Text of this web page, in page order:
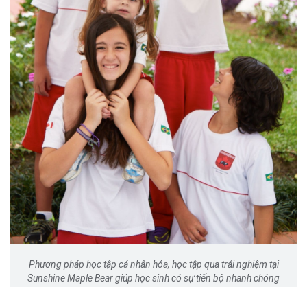
Phương pháp học tập cá nhân hóa, học tập qua trải nghiệm tại
Sunshine Maple Bear giúp học sinh có sự tiến bộ nhanh chóng